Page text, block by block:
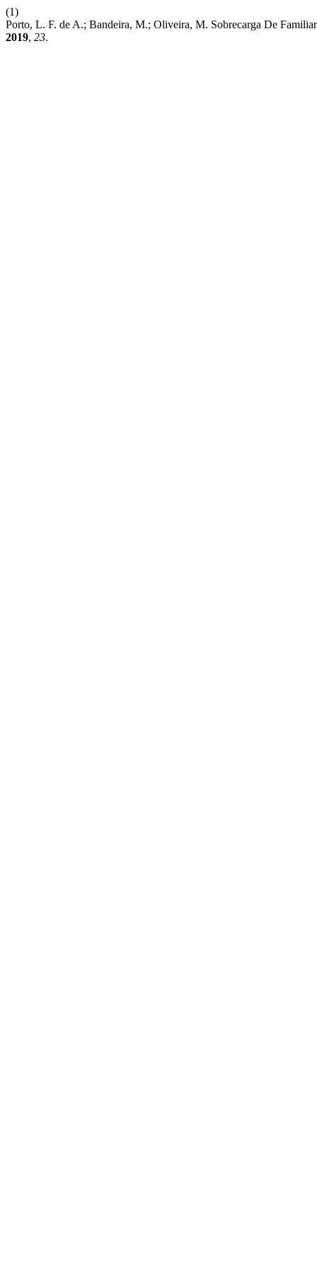
(1)
Porto, L. F. de A.; Bandeira, M.; Oliveira, M. Sobrecarga De
2019, 23.